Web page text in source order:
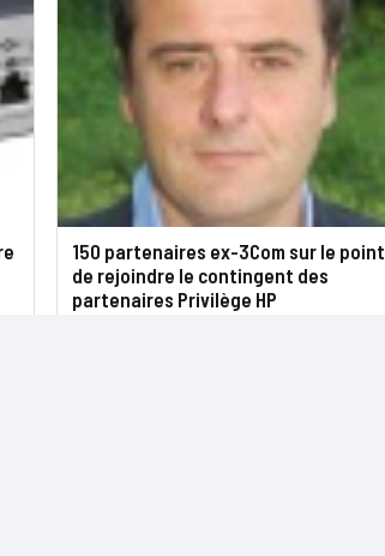
150 partenaires ex-3Com sur le point
de rejoindre le contingent des
partenaires Privilège HP